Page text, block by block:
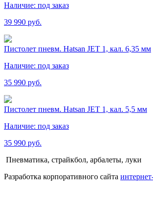
Наличие: под заказ
39 990 руб.
Пистолет пневм. Hatsan JET 1, кал. 6,35 мм
Наличие: под заказ
35 990 руб.
Пистолет пневм. Hatsan JET 1, кал. 5,5 мм
Наличие: под заказ
35 990 руб.
Пневматика, страйкбол, арбалеты, луки
Разработка корпоративного сайта